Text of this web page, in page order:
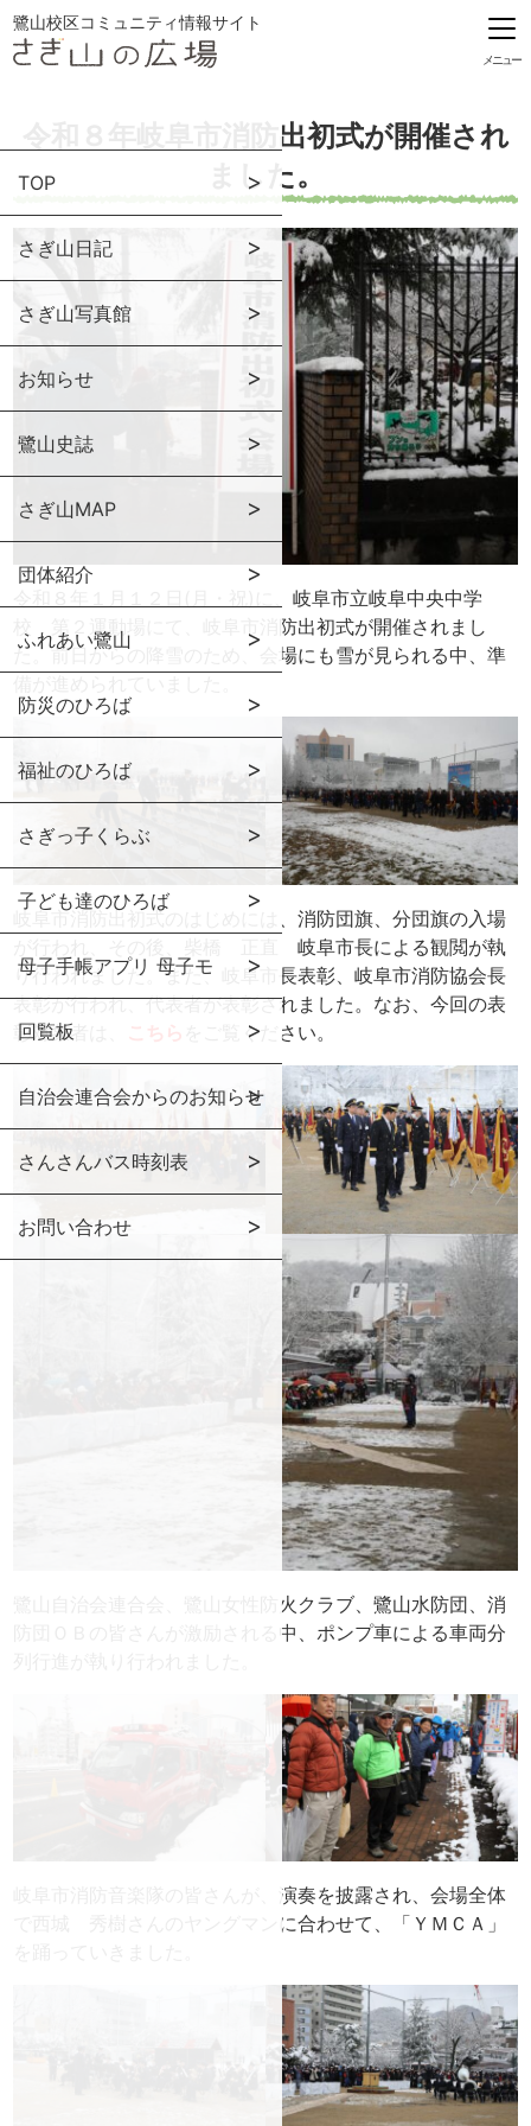
鷺山校区コミュニティ情報サイト
メニュー
TOP
さぎ山日記
さぎ山写真館
お知らせ
鷺山史誌
さぎ山MAP
団体紹介
ふれあい鷺山
防災のひろば
福祉のひろば
さぎっ子くらぶ
子ども達のひろば
母子手帳アプリ 母子モ
回覧板
自治会連合会からのお知らせ
さんさんバス時刻表
お問い合わせ
令和８年岐阜市消防出初式が開催され
ました。
令和８年１月１２日(月・祝)に、岐阜市立岐阜中央中学
校 第２運動場にて、岐阜市消防出初式が開催されまし
た。前日からの降雪のため、会場にも雪が見られる中、準
岐阜市消防出初式のはじめには、消防団旗、分団旗の入場
が行われ、その後、柴橋 正直 岐阜市長による観閲が執
り行われました。また、岐阜市長表彰、岐阜市消防協会長
表彰が行われ、代表者が表彰されました。なお、今回の表
彰対象者は、 こちら をご覧ください。
鷺山自治会連合会、鷺山女性防火クラブ、鷺山水防団、消
防団ＯＢの皆さんが激励される中、ポンプ車による車両分
岐阜市消防音楽隊の皆さんが、演奏を披露され、会場全体
で西城 秀樹さんのヤングマンに合わせて、「ＹＭＣＡ」